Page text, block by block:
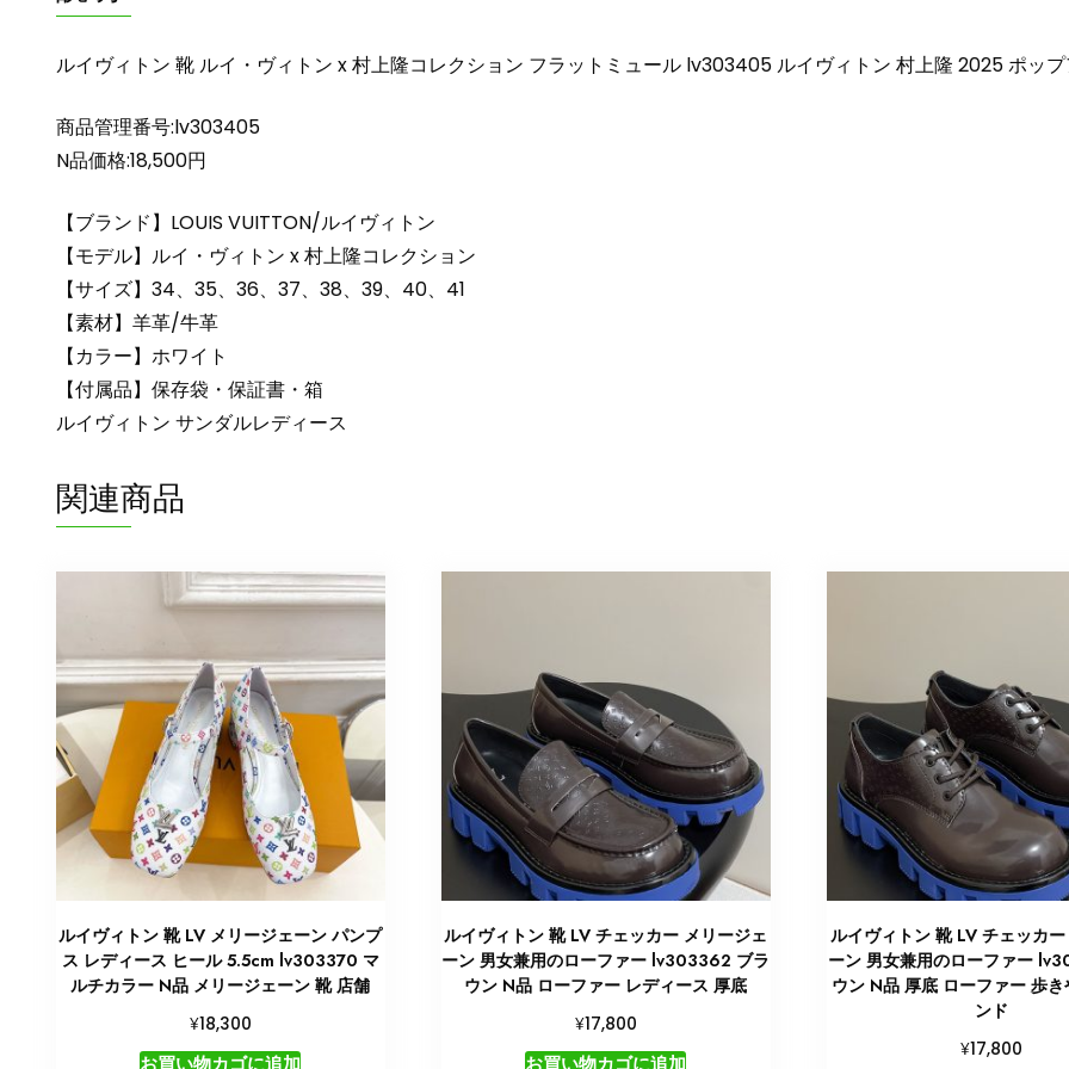
ルイヴィトン 靴 ルイ・ヴィトン x 村上隆コレクション フラットミュール lv303405 ルイヴィトン 村上隆 2025 ポッ
商品管理番号:lv303405
N品価格:18,500円
【ブランド】LOUIS VUITTON/ルイヴィトン
【モデル】ルイ・ヴィトン x 村上隆コレクション
【サイズ】34、35、36、37、38、39、40、41
【素材】羊革/牛革
【カラー】ホワイト
【付属品】保存袋・保証書・箱
ルイヴィトン サンダルレディース
関連商品
ルイヴィトン 靴 LV メリージェーン パンプ
ス レディース ヒール 5.5cm lv303370 マ
ルチカラー N品 メリージェーン 靴 店舗
¥18,300
お買い物カゴに追加
ルイヴィトン 靴 LV チェッカー メリージェ
ーン 男女兼用のローファー lv303362 ブラ
ウン N品 ローファー レディース 厚底
¥17,800
お買い物カゴに追加
ルイヴィトン 靴 LV チェッカ
ーン 男女兼用のローファー
ウン N品 厚底 ローファー 歩
ンド
¥17,800